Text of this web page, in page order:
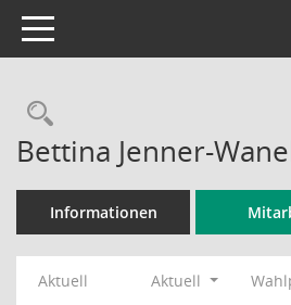
Toggle navigation
Rechercheauswahl
Bettina Jenner-
Informationen
Aktuell Aktuell